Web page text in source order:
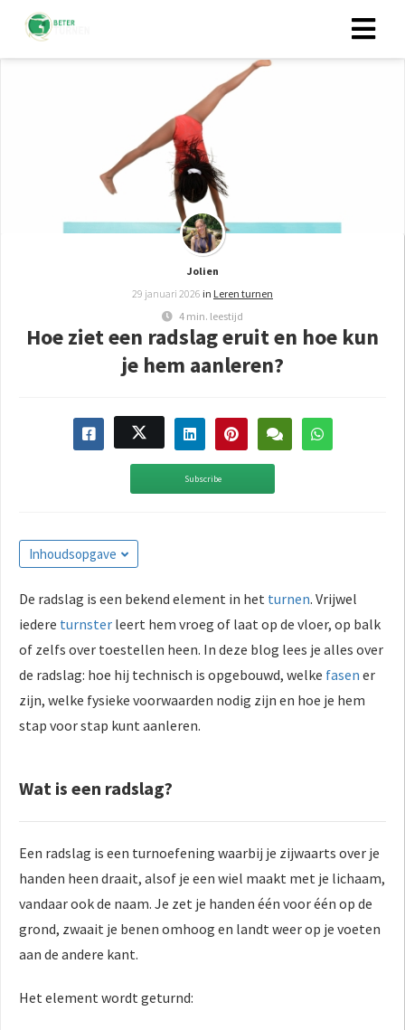
Jolien
29 januari 2026 in Leren turnen
4 min. leestijd
Hoe ziet een radslag eruit en hoe kun
je hem aanleren?
Subscribe
Inhoudsopgave
De radslag is een bekend element in het turnen. Vrijwel
iedere turnster leert hem vroeg of laat op de vloer, op balk
of zelfs over toestellen heen. In deze blog lees je alles over
de radslag: hoe hij technisch is opgebouwd, welke fasen er
zijn, welke fysieke voorwaarden nodig zijn en hoe je hem
stap voor stap kunt aanleren.
Wat is een radslag?
Een radslag is een turnoefening waarbij je zijwaarts over je
handen heen draait, alsof je een wiel maakt met je lichaam,
vandaar ook de naam. Je zet je handen één voor één op de
grond, zwaait je benen omhoog en landt weer op je voeten
aan de andere kant.
Het element wordt geturnd: